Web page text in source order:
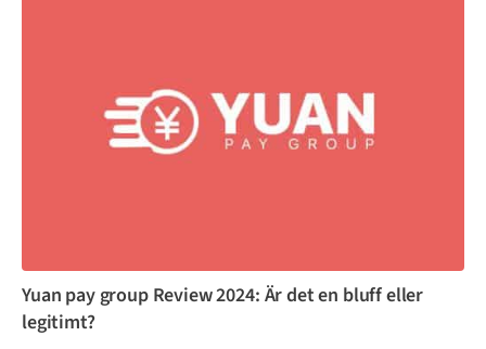
Yuan pay group Review 2024: Är det en bluff eller
legitimt?